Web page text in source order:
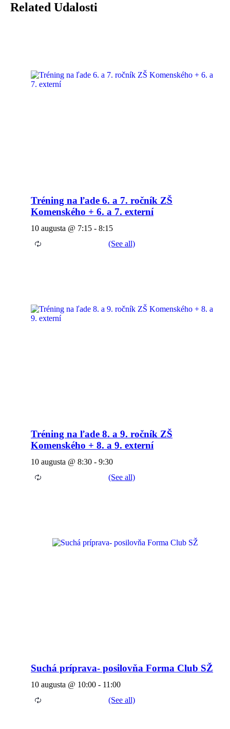
Related Udalosti
Tréning na ľade 6. a 7. ročník ZŠ
Komenského + 6. a 7. externí
10 augusta @ 7:15 - 8:15
Tréning na ľade 8. a 9. ročník ZŠ
Komenského + 8. a 9. externí
10 augusta @ 8:30 - 9:30
Suchá príprava- posilovňa Forma Club SŽ
10 augusta @ 10:00 - 11:00